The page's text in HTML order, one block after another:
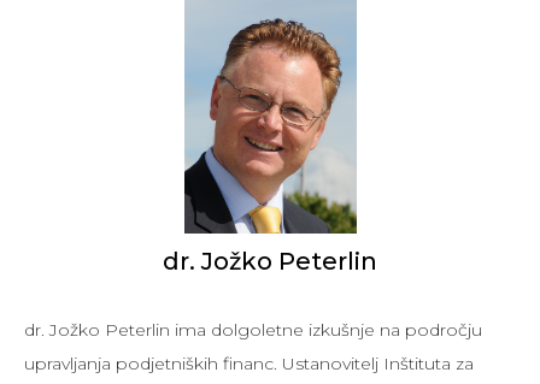
dr. Jožko Peterlin
dr. Jožko Peterlin ima dolgoletne izkušnje na področju
upravljanja podjetniških financ. Ustanovitelj Inštituta za